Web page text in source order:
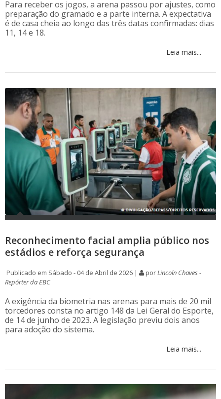
Para receber os jogos, a arena passou por ajustes, como
preparação do gramado e a parte interna. A expectativa
é de casa cheia ao longo das três datas confirmadas: dias
11, 14 e 18.
Leia mais...
Reconhecimento facial amplia público nos
estádios e reforça segurança
Publicado em Sábado - 04 de Abril de 2026 | por Lincoln Chaves -
Repórter da EBC
A exigência da biometria nas arenas para mais de 20 mil
torcedores consta no artigo 148 da Lei Geral do Esporte,
de 14 de junho de 2023. A legislação previu dois anos
para adoção do sistema.
Leia mais...